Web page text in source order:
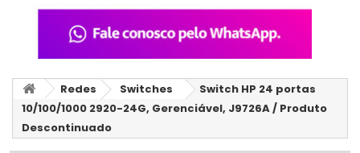
Redes Switches
Switch HP 24 portas
10/100/1000 2920-24G, Gerenciável, J9726A / Produto
Descontinuado